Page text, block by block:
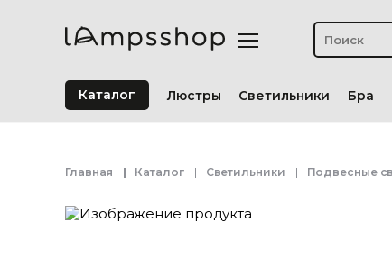
Каталог Люстры Светильники Бра
Главная Каталог Светильники Подвесные